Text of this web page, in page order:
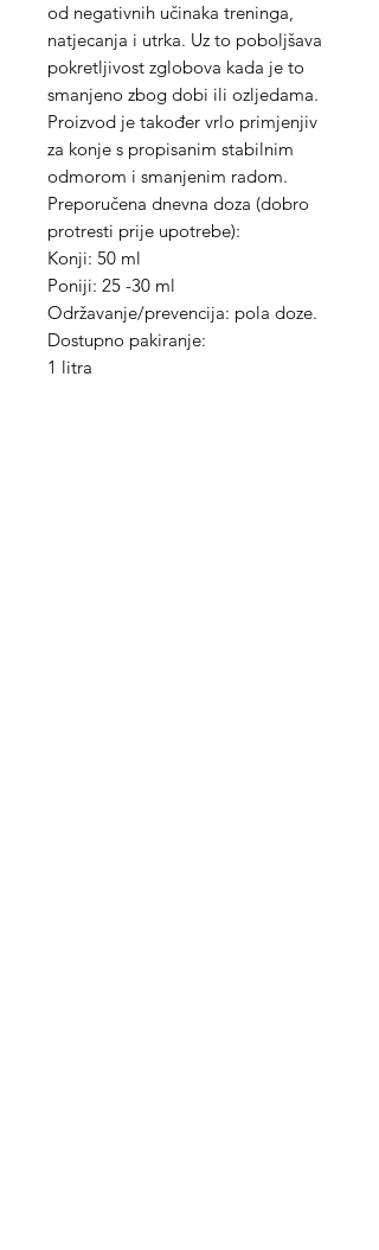
od negativnih učinaka treninga,
natjecanja i utrka. Uz to poboljšava
pokretljivost zglobova kada je to
smanjeno zbog dobi ili ozljedama.
Proizvod je također vrlo primjenjiv
za konje s propisanim stabilnim
odmorom i smanjenim radom.
Preporučena dnevna doza (dobro
protresti prije upotrebe):
Konji: 50 ml
Poniji: 25 -30 ml
Održavanje/prevencija: pola doze.
Dostupno pakiranje:
1 litra